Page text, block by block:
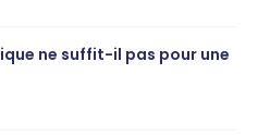
ne suffit-il pas pour une